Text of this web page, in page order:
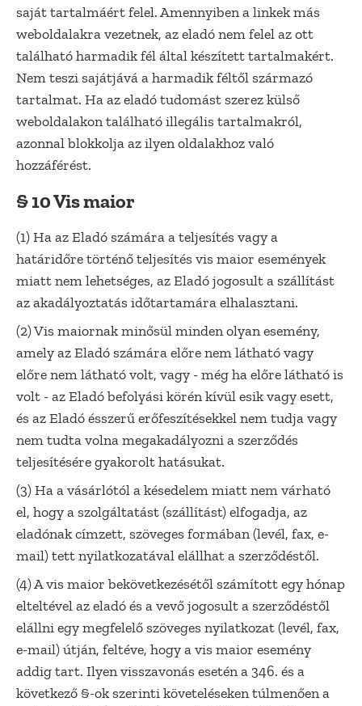
saját tartalmáért felel. Amennyiben a linkek más
weboldalakra vezetnek, az eladó nem felel az ott
található harmadik fél által készített tartalmakért.
Nem teszi sajátjává a harmadik féltől származó
tartalmat. Ha az eladó tudomást szerez külső
weboldalakon található illegális tartalmakról,
azonnal blokkolja az ilyen oldalakhoz való
hozzáférést.
§ 10 Vis maior
(1) Ha az Eladó számára a teljesítés vagy a
határidőre történő teljesítés vis maior események
miatt nem lehetséges, az Eladó jogosult a szállítást
az akadályoztatás időtartamára elhalasztani.
(2) Vis maiornak minősül minden olyan esemény,
amely az Eladó számára előre nem látható vagy
előre nem látható volt, vagy - még ha előre látható is
volt - az Eladó befolyási körén kívül esik vagy esett,
és az Eladó ésszerű erőfeszítésekkel nem tudja vagy
nem tudta volna megakadályozni a szerződés
teljesítésére gyakorolt hatásukat.
(3) Ha a vásárlótól a késedelem miatt nem várható
el, hogy a szolgáltatást (szállítást) elfogadja, az
eladónak címzett, szöveges formában (levél, fax, e-
mail) tett nyilatkozatával elállhat a szerződéstől.
(4) A vis maior bekövetkezésétől számított egy hónap
elteltével az eladó és a vevő jogosult a szerződéstől
elállni egy megfelelő szöveges nyilatkozat (levél, fax,
e-mail) útján, feltéve, hogy a vis maior esemény
addig tart. Ilyen visszavonás esetén a 346. és a
következő §-ok szerinti követeléseken túlmenően a